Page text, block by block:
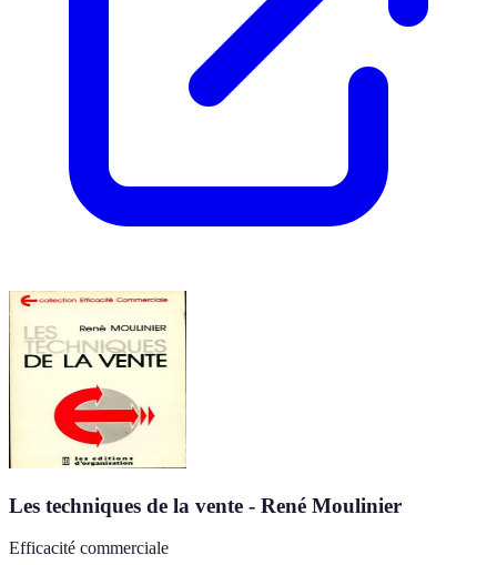
Les techniques de la vente - René Moulinier
Efficacité commerciale